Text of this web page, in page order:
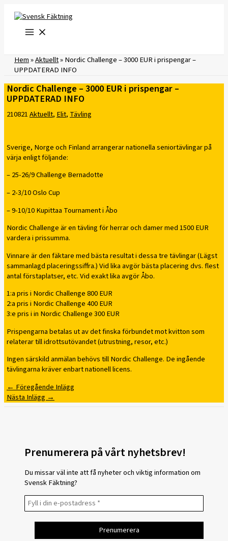
innehåll
Hem»Aktuellt»Nordic Challenge – 3000 EUR i prispengar –
UPPDATERAD INFO
Nordic Challenge – 3000 EUR i prispengar –
UPPDATERAD INFO
210821Aktuellt,Elit,Tävling
Sverige, Norge och Finland arrangerar nationella seniortävlingar på
värja enligt följande:
– 25-26/9 Challenge Bernadotte
– 2-3/10 Oslo Cup
– 9-10/10 Kupittaa Tournament i Åbo
Nordic Challenge är en tävling för herrar och damer med 1500 EUR
vardera i prissumma.
Vinnare är den fäktare med bästa resultat i dessa tre tävlingar (Lägst
sammanlagd placeringssiffra.) Vid lika avgör bästa placering dvs. flest
antal förstaplatser, etc. Vid exakt lika avgör Åbo.
1:a pris i Nordic Challenge 800 EUR
2:a pris i Nordic Challenge 400 EUR
3:e pris i in Nordic Challenge 300 EUR
Prispengarna betalas ut av det finska förbundet mot kvitton som
relaterar till idrottsutövandet (utrustning, resor, etc.)
Ingen särskild anmälan behövs till Nordic Challenge. De ingående
tävlingarna kräver enbart nationell licens.
← Föregående Inlägg
Nästa Inlägg →
Prenumerera på vårt nyhetsbrev!
Du missar väl inte att få nyheter och viktig information om
Svensk Fäktning?